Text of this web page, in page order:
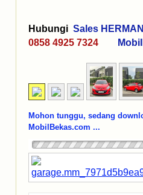
Hubungi Sales
0858 4925 7324
Mohon tunggu, sedang
MobilBekas.com ...